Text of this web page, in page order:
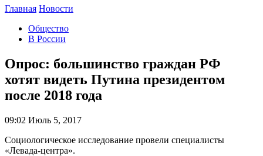
Главная Новости
Общество
В России
Опрос: большинство граждан РФ
хотят видеть Путина президентом
после 2018 года
09:02 Июль 5, 2017
Социологическое исследование провели специалисты
«Левада-центра».